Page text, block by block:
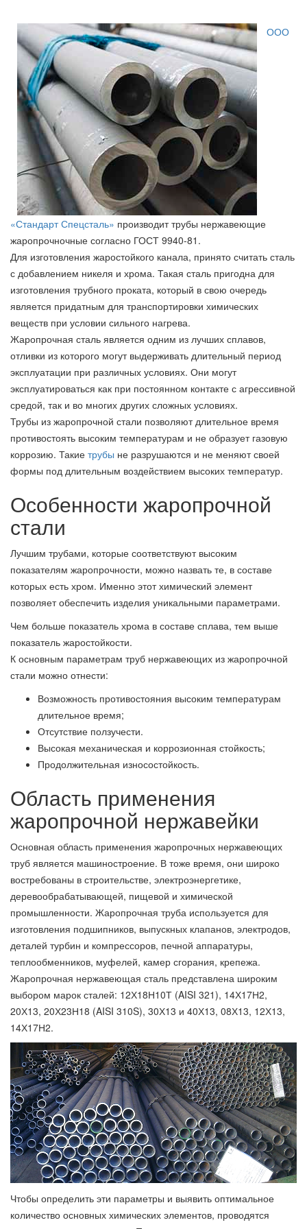
ООО
«Стандарт Спецсталь» производит трубы нержавеющие
жаропрочночные согласно ГОСТ 9940-81.
Для изготовления жаростойкого канала, принято считать сталь
с добавлением никеля и хрома. Такая сталь пригодна для
изготовления трубного проката, который в свою очередь
является придатным для транспортировки химических
веществ при условии сильного нагрева.
Жаропрочная сталь является одним из лучших сплавов,
отливки из которого могут выдерживать длительный период
эксплуатации при различных условиях. Они могут
эксплуатироваться как при постоянном контакте с агрессивной
средой, так и во многих других сложных условиях.
Трубы из жаропрочной стали позволяют длительное время
противостоять высоким температурам и не образует газовую
коррозию. Такие трубы не разрушаются и не меняют своей
формы под длительным воздействием высоких температур.
Особенности жаропрочной
стали
Лучшим трубами, которые соответствуют высоким
показателям жаропрочности, можно назвать те, в составе
которых есть хром. Именно этот химический элемент
позволяет обеспечить изделия уникальными параметрами.
Чем больше показатель хрома в составе сплава, тем выше
показатель жаростойкости.
К основным параметрам труб нержавеющих из жаропрочной
стали можно отнести:
Возможность противостояния высоким температурам
длительное время;
Отсутствие ползучести.
Высокая механическая и коррозионная стойкость;
Продолжительная износостойкость.
Область применения
жаропрочной нержавейки
Основная область применения жаропрочных нержавеющих
труб является машиностроение. В тоже время, они широко
востребованы в строительстве, электроэнергетике,
деревообрабатывающей, пищевой и химической
промышленности. Жаропрочная труба используется для
изготовления подшипников, выпускных клапанов, электродов,
деталей турбин и компрессоров, печной аппаратуры,
теплообменников, муфелей, камер сгорания, крепежа.
Жаропрочная нержавеющая сталь представлена широким
выбором марок сталей: 12Х18Н10Т (AISI 321), 14Х17Н2,
20Х13, 20Х23Н18 (AISI 310S), 30Х13 и 40Х13, 08Х13, 12Х13,
14Х17Н2.
Чтобы определить эти параметры и выявить оптимальное
количество основных химических элементов, проводятся